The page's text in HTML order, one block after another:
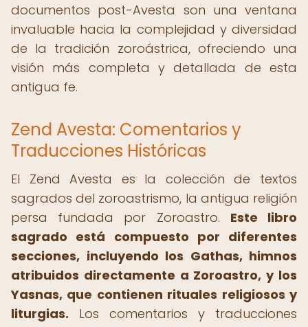
documentos post-Avesta son una ventana
invaluable hacia la complejidad y diversidad
de la tradición zoroástrica, ofreciendo una
visión más completa y detallada de esta
antigua fe.
Zend Avesta: Comentarios y
Traducciones Históricas
El Zend Avesta es la colección de textos
sagrados del zoroastrismo, la antigua religión
persa fundada por Zoroastro. Este libro
sagrado está compuesto por diferentes
secciones, incluyendo los Gathas, himnos
atribuidos directamente a Zoroastro, y los
Yasnas, que contienen rituales religiosos y
liturgias. Los comentarios y traducciones